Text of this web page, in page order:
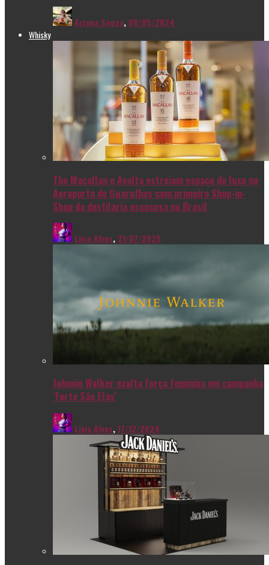
Ariana Souza, 08/05/2024
Whisky
The Macallan e Avolta estreiam espaço de luxo no
Aeroporto de Guarulhos com primeiro Shop-in-
Shop da destilaria escocesa no Brasil
Livia Alves, 21/07/2025
Johnnie Walker exalta força feminina em campanha
‘Forte São Elas’
Livia Alves,17/12/2024